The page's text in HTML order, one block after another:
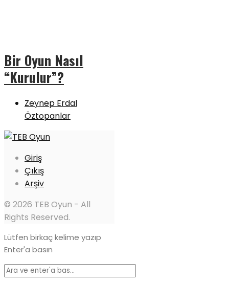
Bir Oyun Nasıl
“Kurulur”?
Zeynep Erdal
Öztopanlar
Giriş
Çıkış
Arşiv
© 2026 TEB Oyun - All
Rights Reserved.
Lütfen birkaç kelime yazıp
Enter'a basın